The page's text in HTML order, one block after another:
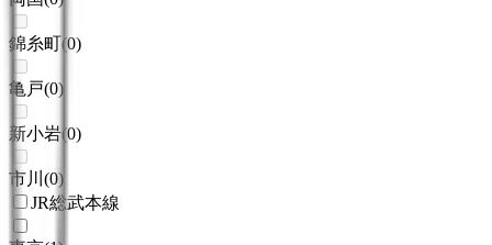
錦糸町(0)
亀戸(0)
新小岩(0)
市川 (0)
JR総武本線